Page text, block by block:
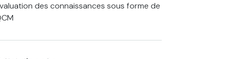
des connaissances sous forme de